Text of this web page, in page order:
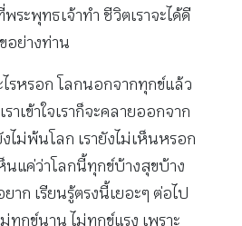
ระพุทธเจ้าทำ ชีวิตเราจะได้ดี
อย่างท่าน
รหรอก โลกนอกจากทุกข์แล้ว
าเข้าใจเราก็จะคลายออกจาก
ไม่พ้นโลก เรายังไม่เห็นหรอก
นแค่ว่าโลกนี้ทุกข์บ้างสุขบ้าง
าก เรียนรู้ตรงนี้เยอะๆ ต่อไป
ทุกข์นาน ไม่ทุกข์แรง เพราะ